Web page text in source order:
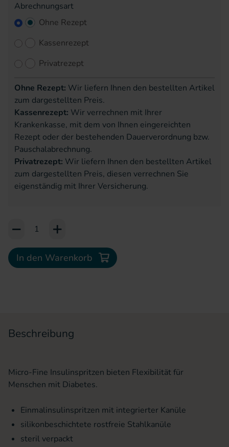
Abrechnungsart
Ohne Rezept
Kassenrezept
Privatrezept
Ohne Rezept: Wir liefern Ihnen den bestellten Artikel
zum dargestellten Preis.
Kassenrezept: Wir verrechnen mit Ihrer
Krankenkasse, mit dem von Ihnen eingereichten
Rezept oder der bestehenden Dauerverordnung bzw.
Pauschalabrechnung.
Privatrezept: Wir liefern Ihnen den bestellten Artikel
zum dargestellten Preis, diesen verrechnen Sie
eigenständig mit Ihrer Versicherung.
Add to Cart or Wish List
In den Warenkorb
Beschreibung
Micro-Fine Insulinspritzen bieten Flexibilität für
Menschen mit Diabetes.
Einmalinsulinspritzen mit integrierter Kanüle
silikonbeschichtete rostfreie Stahlkanüle
steril verpackt